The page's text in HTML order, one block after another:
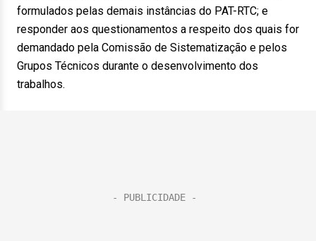
formulados pelas demais instâncias do PAT-RTC; e
responder aos questionamentos a respeito dos quais for
demandado pela Comissão de Sistematização e pelos
Grupos Técnicos durante o desenvolvimento dos
trabalhos.